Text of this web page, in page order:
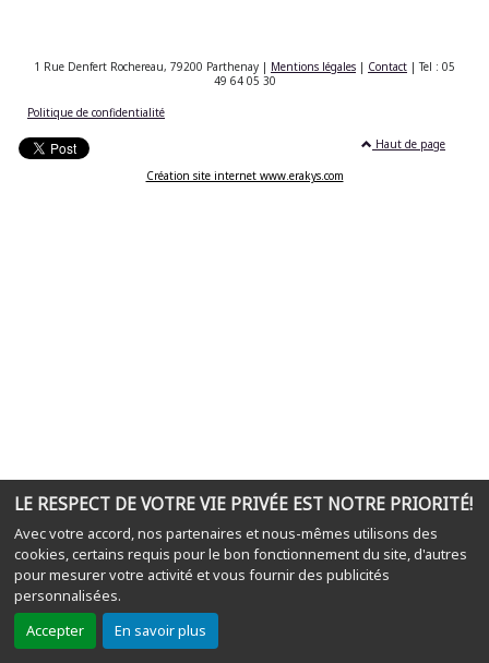
LE RESPECT DE VOTRE VIE PRIVÉE EST NOTRE PRIORITÉ!
Avec votre accord, nos partenaires et nous-mêmes utilisons des
cookies, certains requis pour le bon fonctionnement du site, d'autres
pour mesurer votre activité et vous fournir des publicités
personnalisées.
Accepter
En savoir plus
1 Rue Denfert Rochereau, 79200 Parthenay | Mentions légales | Contact | Tel : 05
49 64 05 30
Politique de confidentialité
Haut de page
Création site internet www.erakys.com